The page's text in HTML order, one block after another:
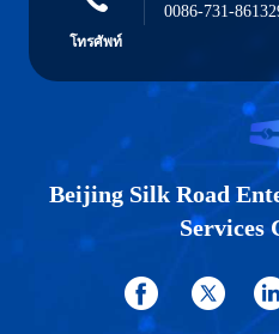
โทรศัพท์
0086-731-
Beijing Silk Road
Services